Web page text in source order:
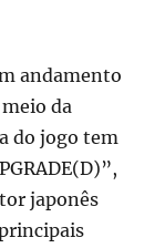
andamento
da
do jogo tem
japonês